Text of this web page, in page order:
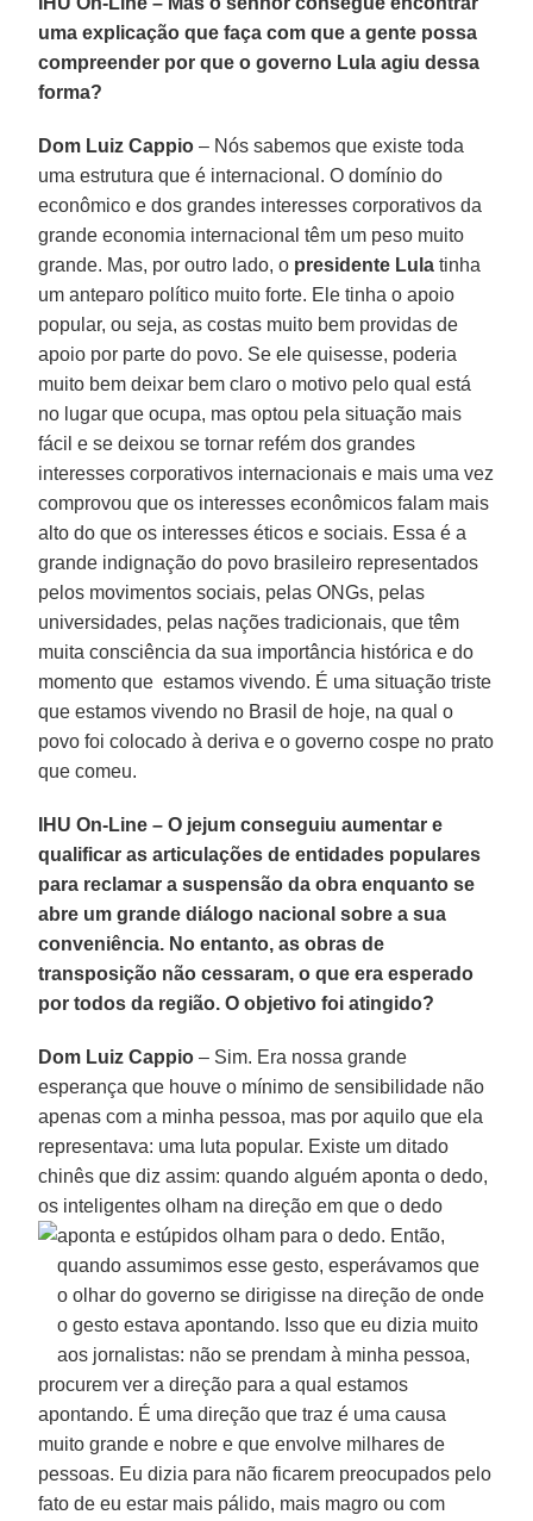
uma explicação que faça com que a gente possa
compreender por que o governo Lula agiu dessa
forma?
Dom Luiz Cappio – Nós sabemos que existe toda
uma estrutura que é internacional. O domínio do
econômico e dos grandes interesses corporativos da
grande economia internacional têm um peso muito
grande. Mas, por outro lado, o presidente Lula tinha
um anteparo político muito forte. Ele tinha o apoio
popular, ou seja, as costas muito bem providas de
apoio por parte do povo. Se ele quisesse, poderia
muito bem deixar bem claro o motivo pelo qual está
no lugar que ocupa, mas optou pela situação mais
fácil e se deixou se tornar refém dos grandes
interesses corporativos internacionais e mais uma vez
comprovou que os interesses econômicos falam mais
alto do que os interesses éticos e sociais. Essa é a
grande indignação do povo brasileiro representados
pelos movimentos sociais, pelas ONGs, pelas
universidades, pelas nações tradicionais, que têm
muita consciência da sua importância histórica e do
momento que estamos vivendo. É uma situação triste
que estamos vivendo no Brasil de hoje, na qual o
povo foi colocado à deriva e o governo cospe no prato
que comeu.
IHU On-Line – O jejum conseguiu aumentar e
qualificar as articulações de entidades populares
para reclamar a suspensão da obra enquanto se
abre um grande diálogo nacional sobre a sua
conveniência. No entanto, as obras de
transposição não cessaram, o que era esperado
por todos da região. O objetivo foi atingido?
Dom Luiz Cappio – Sim. Era nossa grande
esperança que houve o mínimo de sensibilidade não
apenas com a minha pessoa, mas por aquilo que ela
representava: uma luta popular. Existe um ditado
chinês que diz assim: quando alguém aponta o dedo,
os inteligentes olham na direção em que o dedo
aponta eestúpidos olham para o dedo. Então,
quando assumimos esse gesto, esperávamos que
o olhar do governo se dirigisse na direção de onde
o gesto estava apontando. Isso que eu dizia muito
aos jornalistas: não se prendam à minha pessoa,
procurem ver a direção para a qual estamos
apontando. É uma direção que traz é uma causa
muito grande e nobre e que envolve milhares de
pessoas. Eu dizia para não ficarem preocupados pelo
fato de eu estar mais pálido, mais magro ou com